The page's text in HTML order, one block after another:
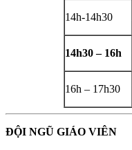
14h-14h30
14h30 – 16h
16h – 17h30
ĐỘI NGŨ GIÁO VIÊN